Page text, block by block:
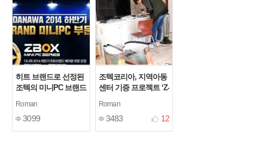
히트 브랜드로 선정된
조텍의 미니PC 브랜드
Roman
3099
조텍코리아, 지역아동
센터 기증 프로젝트 ‘Z-
Roman
3483 12